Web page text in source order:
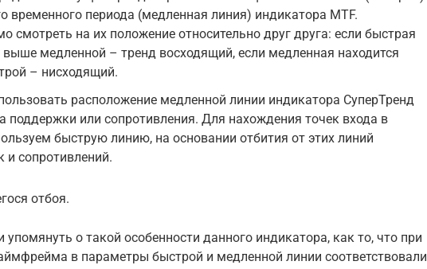
временного периода (медленная линия) индикатора MTF.
смотреть на их положение относительно друг друга: если быстрая
выше медленной – тренд восходящий, если медленная находится
– нисходящий.
расположение медленной линии индикатора СуперТренд
поддержки или сопротивления. Для нахождения точек входа в
быструю линию, на основании отбития от этих линий
и сопротивлений.
отбоя.
о такой особенности данного индикатора, как то, что при
в параметры быстрой и медленной линии соответствовали